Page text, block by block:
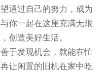
通过自己的努力，成为
你一起在这座充满无限
创造美好生活。
于发现机会，就能在忙
让闲置的旧机在家中吃